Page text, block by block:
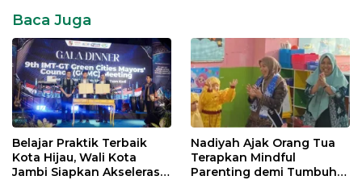
Baca Juga
Belajar Praktik Terbaik
Kota Hijau, Wali Kota
Jambi Siapkan Akselerasi
Nadiyah Ajak Orang Tua
Terapkan Mindful
Parenting demi Tumbuh